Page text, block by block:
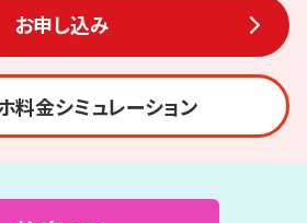
お申し込み
料金シミュレーション